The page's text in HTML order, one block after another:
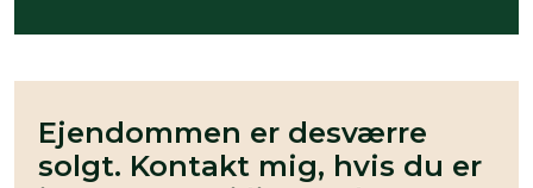
Ejendommen er desværre
solgt. Kontakt mig, hvis du er